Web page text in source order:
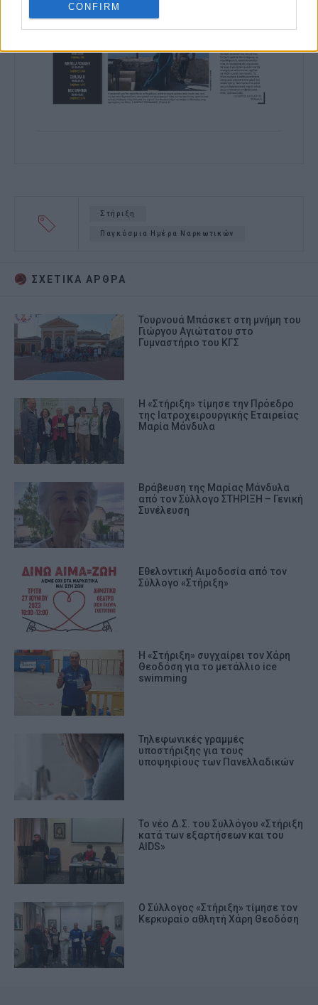
CONFIRM
Στήριξη
Παγκόσμια Ημέρα Ναρκωτικών
ΣΧΕΤΙΚA AΡΘΡΑ
Τουρνουά Μπάσκετ στη μνήμη του
Γιώργου Αγιώτατου στο
Γυμναστήριο του ΚΓΣ
Η «Στήριξη» τίμησε την Πρόεδρο
της Ιατροχειρουργικής Εταιρείας
Μαρία Μάνδυλα
Βράβευση της Μαρίας Μάνδυλα
από τον Σύλλογο ΣΤΗΡΙΞΗ – Γενική
Συνέλευση
Εθελοντική Αιμοδοσία από τον
Σύλλογο «Στήριξη»
Η «Στήριξη» συγχαίρει τον Χάρη
Θεοδόση για το μετάλλιο ice
swimming
Τηλεφωνικές γραμμές
υποστήριξης για τους
υποψηφίους των Πανελλαδικών
Το νέο Δ.Σ. του Συλλόγου «Στήριξη
κατά των εξαρτήσεων και του
AIDS»
Ο Σύλλογος «Στήριξη» τίμησε τον
Κερκυραίο αθλητή Χάρη Θεοδόση